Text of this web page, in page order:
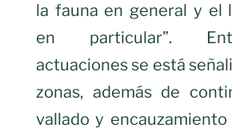
la fauna en general y el
en particular”.
actuaciones se está
zonas, además de
vallado y encauzamiento